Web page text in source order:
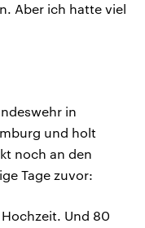
Aber ich hatte viel
in
und holt
noch an den
Tage zuvor:
Hochzeit. Und 80